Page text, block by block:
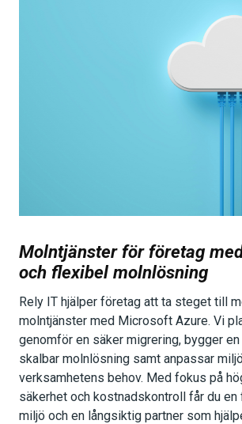
Molntjänster för företag
och flexibel molnlösning
Rely IT hjälper företag att ta steget till
molntjänster med Microsoft Azure. Vi
genomför en säker migrering, bygger
skalbar molnlösning samt anpassar
verksamhetens behov. Med fokus på
säkerhet och kostnadskontroll får du
miljö och en långsiktig partner som